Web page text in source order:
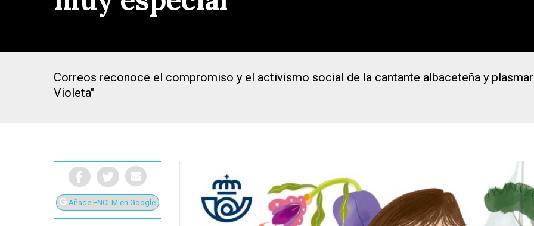
Presiona Intro para buscar o ESC para cerrar
Correos reconoce el compromiso y el activismo social de la cantante albaceteña y
Violeta"
Añade ENCLM en Google